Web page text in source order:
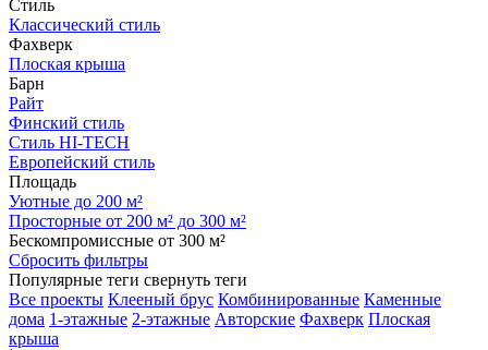
Стиль
Классический стиль
Фахверк
Плоская крыша
Барн
Райт
Финский стиль
Стиль HI-TECH
Европейский стиль
Площадь
Уютные до 200 м²
Просторные от 200 м² до 300 м²
Бескомпромиссные от 300 м²
Сбросить фильтры
Популярные теги свернуть теги
Все проекты Клееный брус Комбинированные Каменные
дома 1-этажные 2-этажные Авторские Фахверк Плоская
крыша